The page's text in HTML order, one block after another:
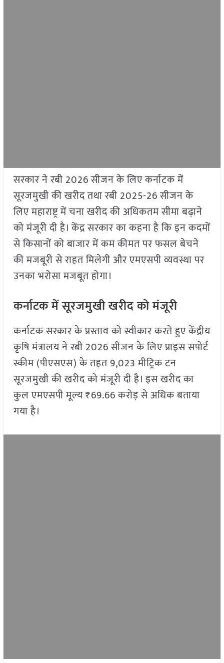
सरकार ने रबी 2026 सीजन के लिए कर्नाटक में
सूरजमुखी की खरीद तथा रबी 2025-26 सीजन के
लिए महाराष्ट्र में चना खरीद की अधिकतम सीमा बढ़ाने
को मंजूरी दी है। केंद्र सरकार का कहना है कि इन कदमों
से किसानों को बाजार में कम कीमत पर फसल बेचने
की मजबूरी से राहत मिलेगी और एमएसपी व्यवस्था पर
उनका भरोसा मजबूत होगा।
कर्नाटक में सूरजमुखी खरीद को मंजूरी
कर्नाटक सरकार के प्रस्ताव को स्वीकार करते हुए केंद्रीय
कृषि मंत्रालय ने रबी 2026 सीजन के लिए प्राइस सपोर्ट
स्कीम (पीएसएस) के तहत 9,023 मीट्रिक टन
सूरजमुखी की खरीद को मंजूरी दी है। इस खरीद का
कुल एमएसपी मूल्य ₹69.66 करोड़ से अधिक बताया
गया है।